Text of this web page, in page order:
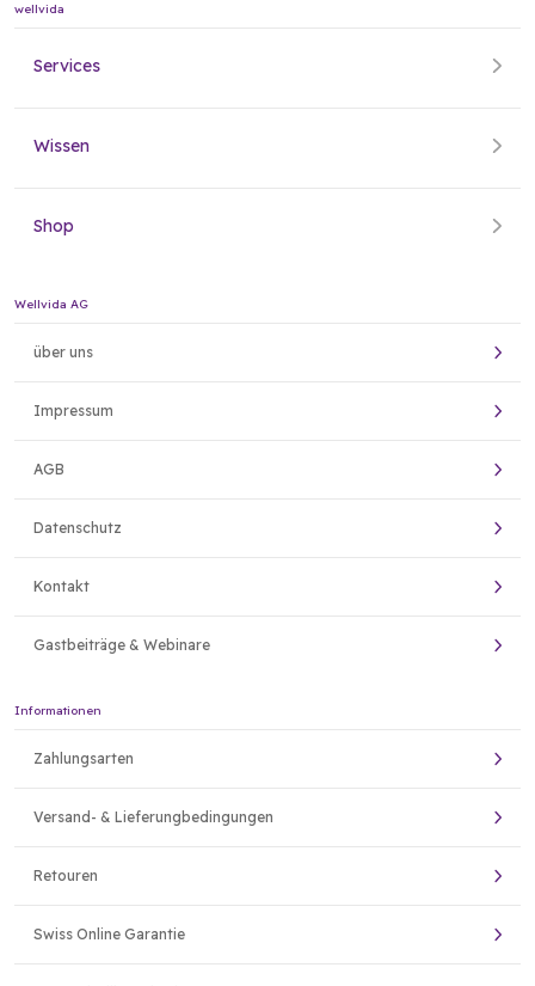
wellvida
Services
Wissen
Shop
Wellvida AG
über uns
Impressum
AGB
Datenschutz
Kontakt
Gastbeiträge & Webinare
Informationen
Zahlungsarten
Versand- & Lieferungbedingungen
Retouren
Swiss Online Garantie